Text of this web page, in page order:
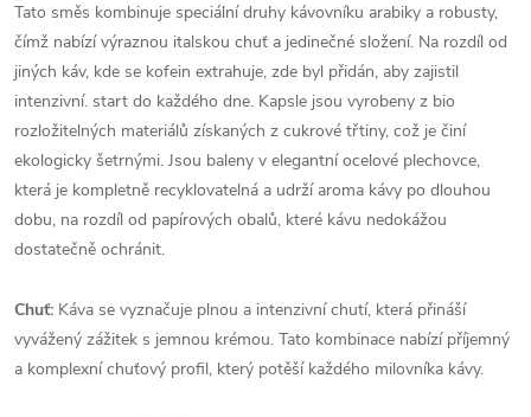
Tato směs kombinuje speciální druhy kávovníku arabiky a robusty,
čímž nabízí výraznou italskou chuť a jedinečné složení. Na rozdíl od
jiných káv, kde se kofein extrahuje, zde byl přidán, aby zajistil
intenzivní. start do každého dne. Kapsle jsou vyrobeny z bio
rozložitelných materiálů získaných z cukrové třtiny, což je činí
ekologicky šetrnými. Jsou baleny v elegantní ocelové plechovce,
která je kompletně recyklovatelná a udrží aroma kávy po dlouhou
dobu, na rozdíl od papírových obalů, které kávu nedokážou
dostatečně ochránit.
Chuť: Káva se vyznačuje plnou a intenzivní chutí, která přináší
vyvážený zážitek s jemnou krémou. Tato kombinace nabízí příjemný
a komplexní chuťový profil, který potěší každého milovníka kávy.